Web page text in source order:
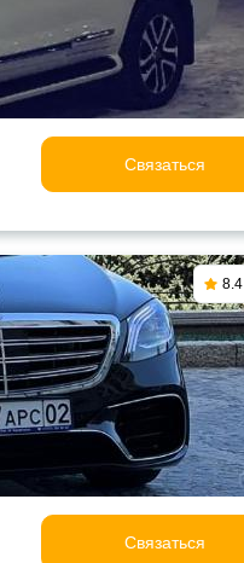
Связаться
8.4
Связаться